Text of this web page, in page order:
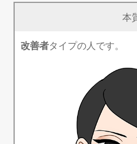
本
改善者タイプの人です。